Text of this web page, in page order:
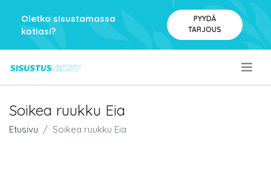
Oletko sisustamassa
kotiasi?
PYYDÄ
TARJOUS
Soikea ruukku Eia
Etusivu Soikea ruukku Eia